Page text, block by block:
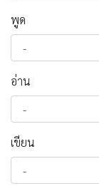
พูด
อ่าน
เขียน